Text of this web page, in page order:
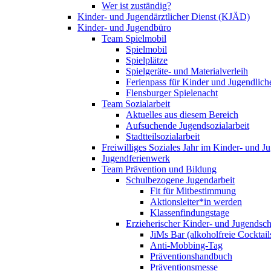
Wer ist zuständig?
Kinder- und Jugendärztlicher Dienst (KJÄD)
Kinder- und Jugendbüro
Team Spielmobil
Spielmobil
Spielplätze
Spielgeräte- und Materialverleih
Ferienpass für Kinder und
Flensburger Spielenacht
Team Sozialarbeit
Aktuelles aus diesem Bereich
Aufsuchende Jugendsozialarbeit
Stadtteilsozialarbeit
Freiwilliges Soziales Jahr im Kinder- und
Jugendferienwerk
Team Prävention und Bildung
Schulbezogene Jugendarbeit
Fit für Mitbestimmung
Aktionsleiter*in werden
Klassenfindungstage
Erzieherischer Kinder- und
JiMs Bar (alkoholfreie
Anti-Mobbing-Tag
Präventionshandbuch
Präventionsmesse